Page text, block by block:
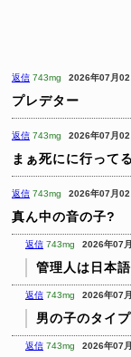
返信 743mg 2026年07月
プレデター
返信 743mg 2026年07月
まぁ死にに行って
返信 743mg 2026年07月
真ん中の音の子?
返信 743mg 2026年07
管理人は日本
返信 743mg 2026年07
男の子のタイ
返信 743mg 2026年07